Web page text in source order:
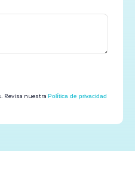
Revisa nuestra Política de privacidad